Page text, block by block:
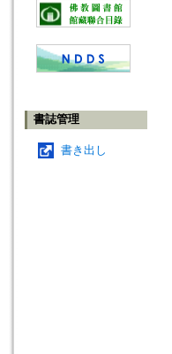
書誌管理
書き出し